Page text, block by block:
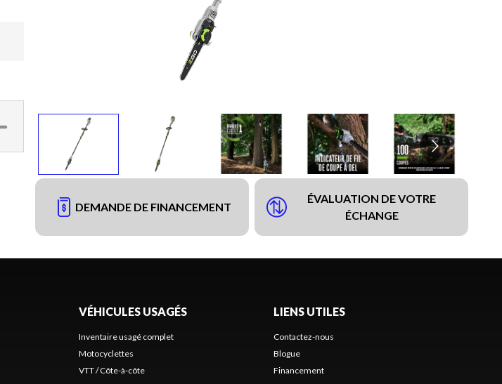
DEMANDE DE FINANCEMENT
ÉVALUATION DE VOTRE
ÉCHANGE
VÉHICULES USAGÉS
Inventaire usagé complet
Motocyclettes
VTT / Côte-à-côte
LIENS UTILES
Contactez-nous
Blogue
Financement